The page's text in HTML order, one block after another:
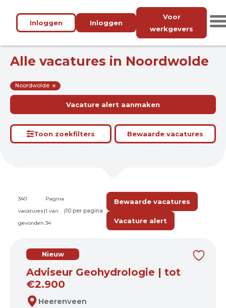
Inloggen Inloggen
Voor
werkgevers
Alle vacatures in Noordwolde
Noordwolde
Vacature alert aanmaken
Toon zoekfilters Bewaarde vacatures
340
vacatures
gevonden
|
Pagina
1 van
34
|
Bewaarde vacatures
Vacature alert
Nieuw
Adviseur Geohydrologie | tot
€2.900
Heerenveen